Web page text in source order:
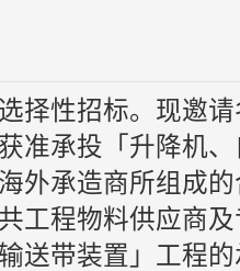
择性招标。现邀
准承投「升降机
外承造商所组成
工程物料供应商
送带装置」工程